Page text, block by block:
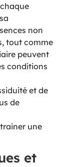
non
tout comme
peuvent
conditions
et de
de
une
et